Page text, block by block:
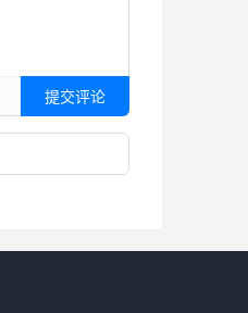
提交评论